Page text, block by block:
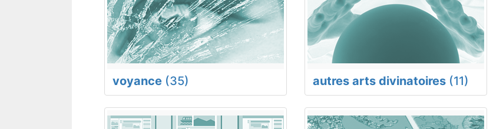
voyance (35) autres arts divinatoires (11)